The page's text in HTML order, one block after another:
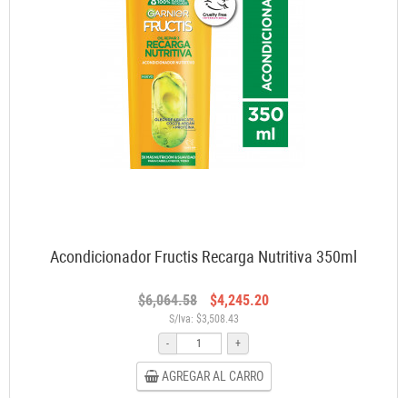
Acondicionador Fructis Recarga Nutritiva 350ml
$6,064.58 $4,245.20
S/Iva: $3,508.43
-
+
AGREGAR AL CARRO